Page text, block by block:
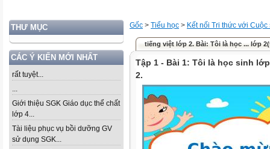
THƯ MỤC
CÁC Ý KIẾN MỚI NHẤT
rất tuyệt...
...
Giới thiệu SGK Giáo dục thể chất
lớp 4...
Tài liệu phục vụ bồi dưỡng GV
sử dụng SGK...
Gốc > Tiểu học > Kết nối Tri thức với Cuộc
tiếng việt lớp 2. Bài: Tôi là học ... lớp
Tập 1 - Bài 1: Tôi là học sinh
2.